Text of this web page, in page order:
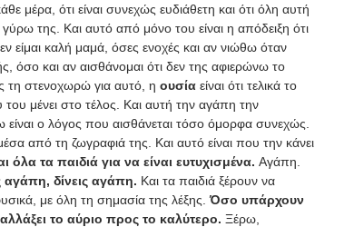
μέρα, ότι είναι συνεχώς ευδιάθετη και ότι όλη αυτή
γύρω της. Και αυτό από μόνο του είναι η απόδειξη ότι
είμαι καλή μαμά, όσες ενοχές και αν νιώθω όταν
όσο και αν αισθάνομαι ότι δεν της αφιερώνω το
τη στενοχωρώ για αυτό, η ουσία είναι ότι τελικά το
μένει στο τέλος . Και αυτή την αγάπη την
ο λόγος που αισθάνεται τόσο όμορφα συνεχώς.
από τη ζωγραφιά της. Και αυτό είναι που την κάνει
όλα τα παιδιά για να είναι ευτυχισμένα. Αγάπη.
αγάπη, δίνεις αγάπη. Και τα παιδιά ξέρουν να
με όλη τη σημασία της λέξης.Όσο υπάρχουν
το αύριο προς το καλύτερο. Ξέρω,